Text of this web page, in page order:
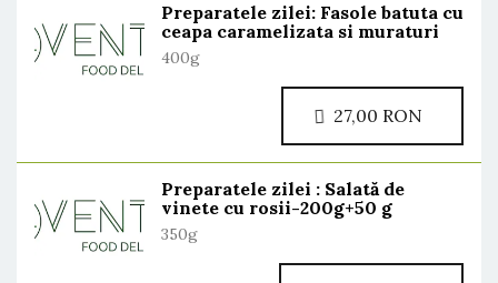
Preparatele zilei: Fasole batuta cu
ceapa caramelizata si muraturi
400g
Preparatele zilei : Salată de
vinete cu rosii-200g+50 g
350g